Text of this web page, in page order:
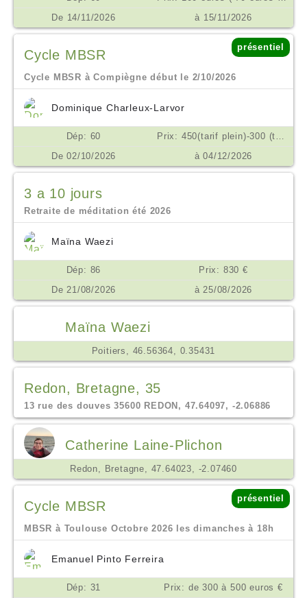
De 14/11/2026
à 15/11/2026
Cycle MBSR
présentiel
Cycle MBSR à Compiègne début le 2/10/2026
Dominique Charleux-Larvor
Dép: 60
Prix: 450(tarif plein)-300 (tarif réduit si difficulté) possibilité d'échelonner les règlements en plusieurs fois €
De 02/10/2026
à 04/12/2026
3 a 10 jours
Retraite de méditation été 2026
Maïna Waezi
Dép: 86
Prix: 830 €
De 21/08/2026
à 25/08/2026
Maïna Waezi
Poitiers, 46.56364, 0.35431
Redon, Bretagne, 35
13 rue des douves 35600 REDON, 47.64097, -2.06886
Catherine Laine-Plichon
Redon, Bretagne, 47.64023, -2.07460
Cycle MBSR
présentiel
MBSR à Toulouse Octobre 2026 les dimanches à 18h
Emanuel Pinto Ferreira
Dép: 31
Prix: de 300 à 500 euros €